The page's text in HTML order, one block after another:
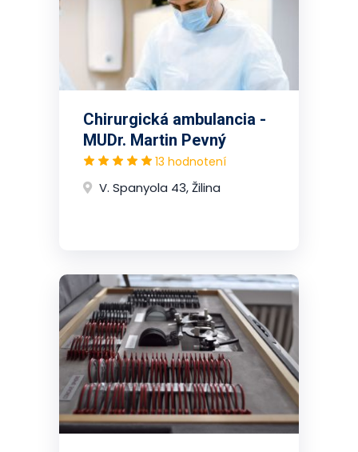
Chirurgická ambulancia -
MUDr. Martin Pevný
13 hodnotení
V. Spanyola 43, Žilina